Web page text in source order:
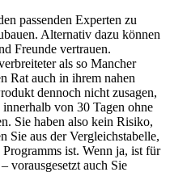
passenden Experten zu
Alternativ dazu können
Freunde vertrauen.
als so Mancher
Rat auch in ihrem nahen
dennoch nicht zusagen,
von 30 Tagen ohne
Sie haben also kein Risiko,
Sie aus der Vergleichstabelle,
ist. Wenn ja, ist für
vorausgesetzt auch Sie